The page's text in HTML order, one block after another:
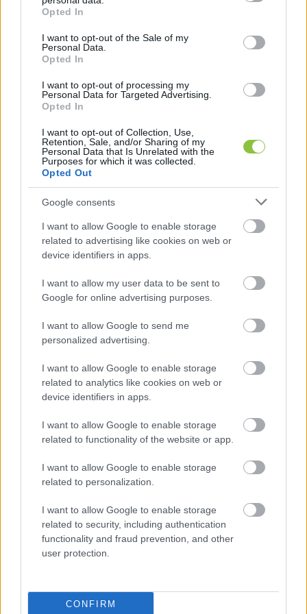
grant or deny consent to Google and its third-party tags to
use your data for below specified purposes in below Google
consent section.
Opted In
I want to opt-out of the Sale of my
Personal Data.
Opted In
I want to opt-out of processing my
Personal Data for Targeted Advertising.
Opted In
I want to opt-out of Collection, Use,
Retention, Sale, and/or Sharing of my
Personal Data that Is Unrelated with the
Purposes for which it was collected.
Opted Out
Google consents
I want to allow Google to enable storage
related to advertising like cookies on web or
device identifiers in apps.
I want to allow my user data to be sent to
Google for online advertising purposes.
I want to allow Google to send me
personalized advertising.
I want to allow Google to enable storage
related to analytics like cookies on web or
device identifiers in apps.
I want to allow Google to enable storage
related to functionality of the website or app.
I want to allow Google to enable storage
related to personalization.
I want to allow Google to enable storage
related to security, including authentication
functionality and fraud prevention, and other
user protection.
CONFIRM
Ágnes, Kertész-Káldosi Zsuzsanna Ágnes és
Kőrösi Levente
a Gazdasági és Energetikai Minisztérium
államtitkárai: dr. Fábián Ágnes Margit,
Zolnay Judit
a Honvédelmi Minisztérium államtitkárai:
Kürtös László Antal, dr. Sándor Zsolt és Varga
az Igazságügyi Minisztérium államtitkára: dr.
Bódis Péter
a Közlekedési és Beruházási Minisztérium
államtitkárai: Barna Zsolt, Tárkányi Zsolt és
a Külügyminisztérium államtitkárai: Breuer
Klára, Mészáros Krisztián és Velkey György
László
a Miniszterelnökség államtitkárai: dr. Bíró-
Norbert Rudolf és Nagy Zsófia Anna
az Oktatási és Gyermekügyi Minisztérium
Balázs, Kereki Judit, Kókayné Lányi Marietta